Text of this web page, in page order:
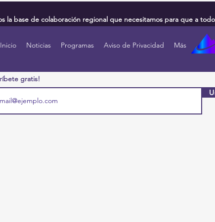
la base de colaboración regional que necesitamos para que a
Inicio Noticias Programas Aviso de Privacidad Más
gratis!